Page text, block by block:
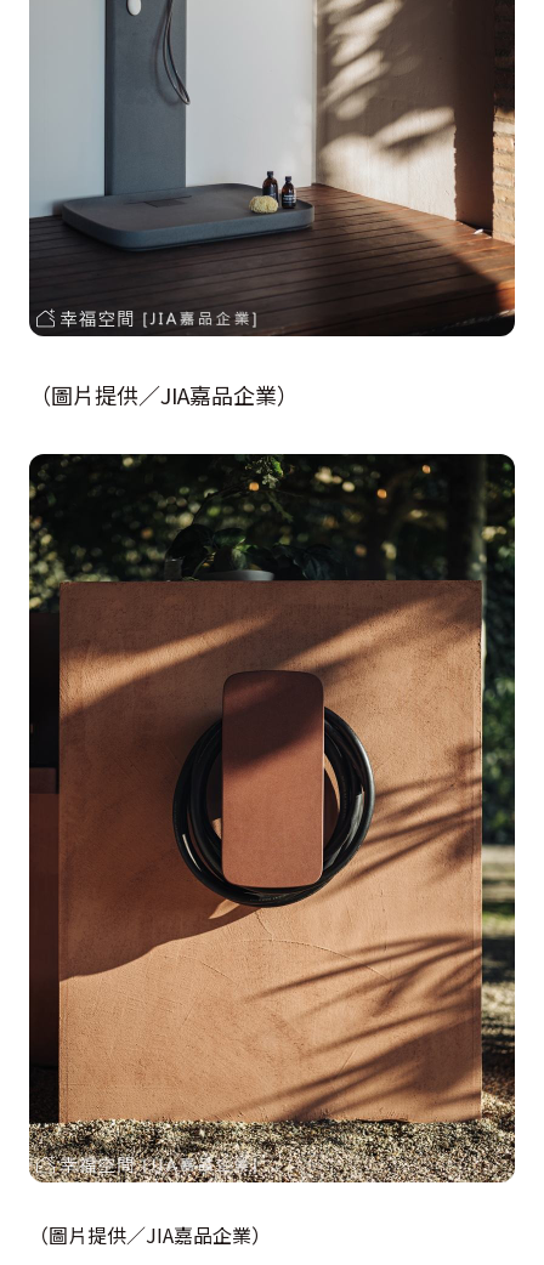
（圖片提供／JIA嘉品企業）
（圖片提供／JIA嘉品企業）